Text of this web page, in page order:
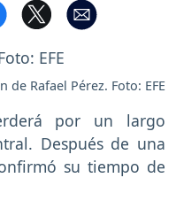
de Rafael Pérez. Foto: EFE
por un largo
Después de una
su tiempo de